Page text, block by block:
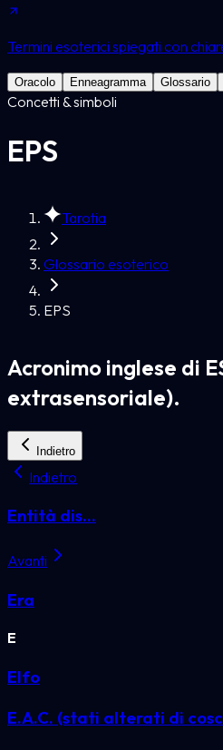
Termini esoterici spiegati con
Oracolo Enneagramma Glossario
Concetti & simboli
EPS
Tarotia
Glossario esoterico
EPS
Acronimo inglese di
extrasensoriale).
Indietro
Indietro
Entità dis...
Avanti
Era
E
Elfo
E.A.C. (stati alterati di